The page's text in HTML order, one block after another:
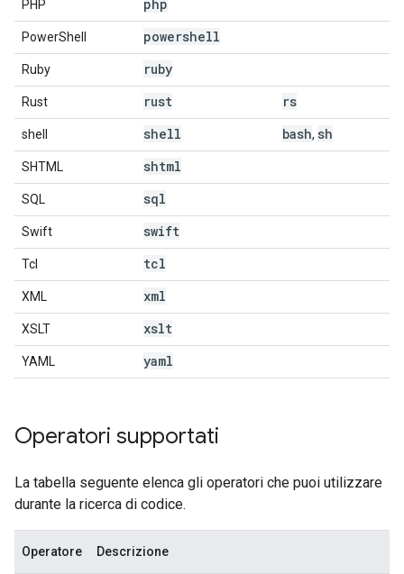
PHP php
PowerShell powershell
Ruby ruby
Rust rust rs
shell shell bash, sh
SHTML shtml
SQL sql
Swift swift
Tcl tcl
XML xml
XSLT xslt
YAML yaml
Operatori supportati
La tabella seguente elenca gli operatori che puoi utilizzare
durante la ricerca di codice.
Operatore Descrizione